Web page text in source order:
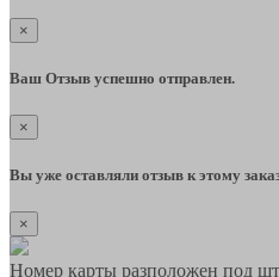
×
Ваш Отзыв успешно отправлен.
×
Вы уже оставляли отзыв к этому
×
Номер карты разположен под